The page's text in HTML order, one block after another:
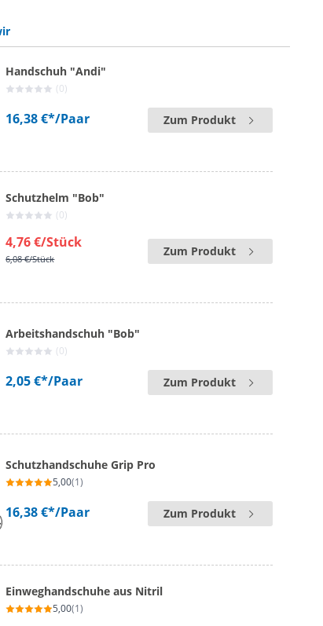
Handschuh "Andi"
(0)
16,38 €*/Paar Zum Produkt
Schutzhelm "Bob"
(0)
4,76 €/Stück
6,08 €/Stück
Zum Produkt
Arbeitshandschuh "Bob"
(0)
2,05 €*/Paar Zum Produkt
Schutzhandschuhe Grip Pro
5,00(1)
16,38 €*/Paar Zum Produkt
Einweghandschuhe aus Nitril
5,00(1)